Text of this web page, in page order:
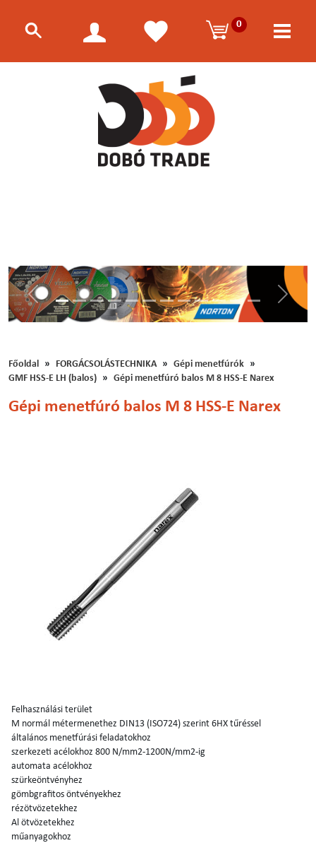
0
Előző
Főoldal FORGÁCSOLÁSTECHNIKA
Gépi menetfúrók
GMF HSS-E LH (balos)
Gépi menetfúró balos M 8 HSS-E Narex
Gépi menetfúró balos M 8 HSS-E Narex
Felhasználási terület
M normál métermenethez DIN13 (ISO724) szerint 6HX tűréssel
általános menetfúrási feladatokhoz
szerkezeti acélokhoz 800 N/mm2-1200N/mm2-ig
automata acélokhoz
szürkeöntvényhez
gömbgrafitos öntvényekhez
rézötvözetekhez
Al ötvözetekhez
műanyagokhoz